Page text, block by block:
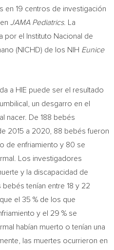
en 19 centros de investigación
JAMA Pediatrics. La
por el Instituto Nacional de
(NICHD) de los NIH Eunice
a HIE puede ser el resultado
un desgarro en el
nacer. De 188 bebés
2015 a 2020, 88 bebés fueron
de enfriamiento y 80 se
Los investigadores
y la discapacidad de
tenían entre 18 y 22
el 35 % de los que
y el 29 % se
habían muerto o tenían una
las muertes ocurrieron en